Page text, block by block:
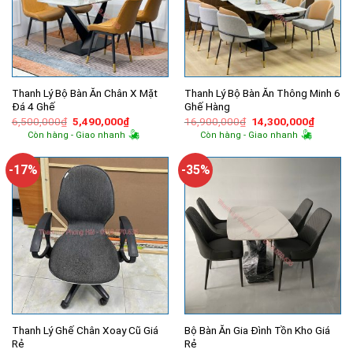
Thanh Lý Bộ Bàn Ăn Chân X Mặt
Đá 4 Ghế
6,500,000₫ Giá
gốc
là:
5,490,000₫Giá
hiện
tại
5,490,000₫.
Còn hàng - Giao nhanh
Thanh Lý Bộ Bàn Ăn Thông Minh 6
Ghế Hàng
16,900,000₫ Giá
gốc
là:
14,300,000₫Giá
hiện
Còn hàng - Giao nhanh
-17%
Thanh Lý Ghế Chân Xoay Cũ Giá
Rẻ
-35%
Bộ Bàn Ăn Gia Đình Tồn Kho Giá
Rẻ